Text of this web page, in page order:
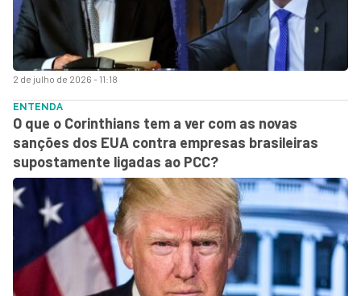
2 de julho de 2026 - 11:18
ENTENDA
O que o Corinthians tem a ver com as novas
sanções dos EUA contra empresas brasileiras
supostamente ligadas ao PCC?